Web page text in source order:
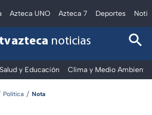
Azteca UNO Azteca 7 Deportes
azteca noticias
Salud y Educación Clima y Medio Ambiente
Política Nota